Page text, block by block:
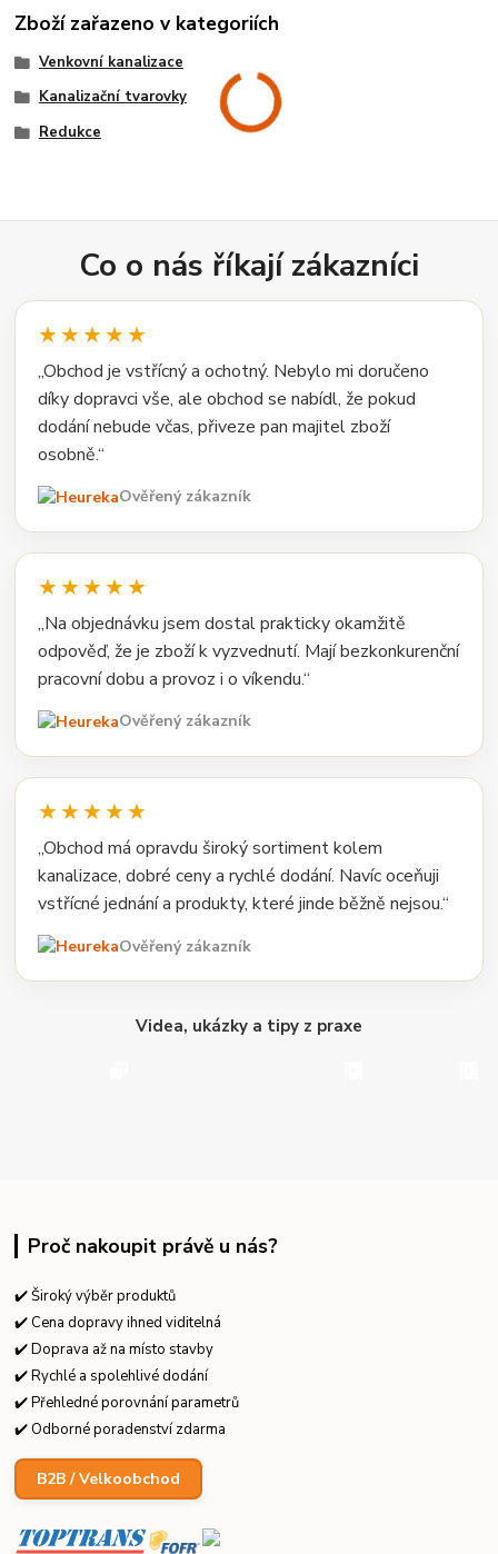
Zboží zařazeno v kategoriích
Venkovní kanalizace
Kanalizační tvarovky
Redukce
Co o nás říkají zákazníci
★★★★★
„Obchod je vstřícný a ochotný. Nebylo mi doručeno
díky dopravci vše, ale obchod se nabídl, že pokud
dodání nebude včas, přiveze pan majitel zboží
osobně.“
Ověřený zákazník
★★★★★
„Na objednávku jsem dostal prakticky okamžitě
odpověď, že je zboží k vyzvednutí. Mají bezkonkurenční
pracovní dobu a provoz i o víkendu.“
Ověřený zákazník
★★★★★
„Obchod má opravdu široký sortiment kolem
kanalizace, dobré ceny a rychlé dodání. Navíc oceňuji
vstřícné jednání a produkty, které jinde běžně nejsou.“
Ověřený zákazník
Videa, ukázky a tipy z praxe
Proč nakoupit právě u nás?
✔️ Široký výběr produktů
✔️ Cena dopravy ihned viditelná
✔️ Doprava až na místo stavby
✔️ Rychlé a spolehlivé dodání
✔️ Přehledné porovnání parametrů
✔️ Odborné poradenství zdarma
B2B / Velkoobchod